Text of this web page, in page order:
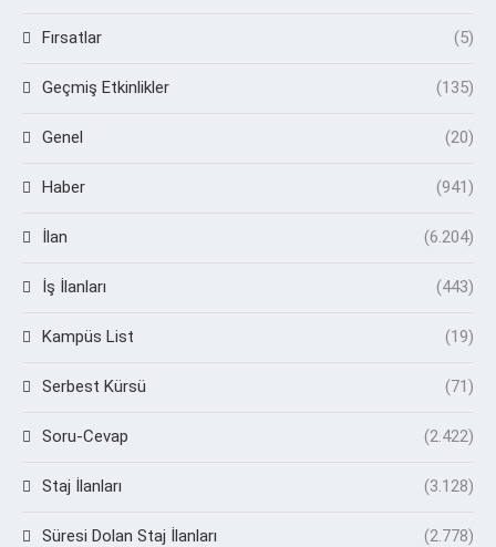
Fırsatlar (5)
Geçmiş Etkinlikler (135)
Genel (20)
Haber (941)
İlan (6.204)
İş İlanları (443)
Kampüs List (19)
Serbest Kürsü (71)
Soru-Cevap (2.422)
Staj İlanları (3.128)
Süresi Dolan Staj İlanları (2.778)